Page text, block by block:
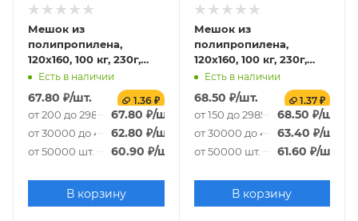
Мешок из
полипропилена,
120x160, 100 кг, 230г,
белый
Есть в наличии
67.80 ₽/шт. 1.36 ₽
от 200 до 29800 шт.
67.80 ₽/шт.
от 30000 до 49800 шт.
62.80 ₽/шт.
от 50000 шт. 60.90 ₽/шт.
В корзину
Мешок из
полипропилена,
120x160, 100 кг, 230г,
белый, рулоны по 10
шт. со стикером
Есть в наличии
68.50 ₽/шт. 1.37 ₽
от 150 до 29850 шт.68.50 ₽/шт.
от 30000 до 49850 шт.
63.40 ₽/шт.
от 50000 шт. 61.60 ₽/шт.
В корзину